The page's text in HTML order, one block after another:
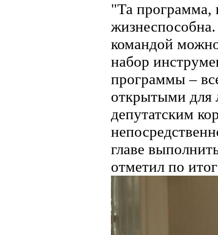
"Та программа,
командой
набор
программы –
открытыми для
депутатским
главе
отметил по